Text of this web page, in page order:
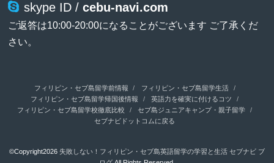
skype ID /cebu-navi.com
ご返答は10:00-20:00になることがございます ご了承くだ
さい。
フィリピン・セブ島留学前情報
フィリピン・セブ島留学生活
フィリピン・セブ島留学帰国後情報
英語力を確実に付けるコツ
フィリピン・セブ島留学校徹底比較
セブ島ジュニアキャンプ・親子留学
セブナビドットコムに戻る
©Copyright2026 失敗しない！フィリピン・セブ島英語留学の学習と生活 セブナビ ブ